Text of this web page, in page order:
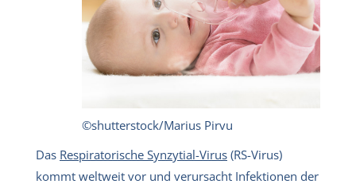
©shutterstock/Marius Pirvu
Das Respiratorische Synzytial-Virus (RS-Virus)
kommt weltweit vor und verursacht Infektionen der